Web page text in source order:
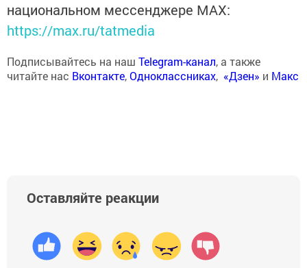
национальном мессенджере MАХ:
https://max.ru/tatmedia
Подписывайтесь на наш Telegram-канал, а также
читайте нас Вконтакте,Одноклассниках, «Дзен» и Макс
Оставляйте реакции